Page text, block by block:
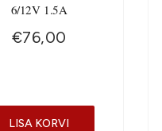
6/12V 1.5A
€76,00
LISA KORVI